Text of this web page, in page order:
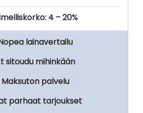
4 – 20%
lainavertailu
sitoudu mihinkään
Maksuton palvelu
parhaat tarjoukset